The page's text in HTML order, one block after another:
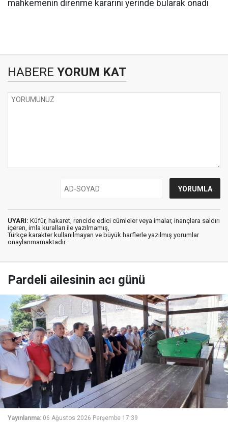
mahkemenin direnme kararını yerinde bularak onadı
HABERE YORUM KAT
UYARI: Küfür, hakaret, rencide edici cümleler veya imalar, inançlara saldırı
içeren, imla kuralları ile yazılmamış,
Türkçe karakter kullanılmayan ve büyük harflerle yazılmış yorumlar
onaylanmamaktadır.
Pardeli ailesinin acı günü
Yayınlanma: 06 Ağustos 2026 Perşembe 17:39